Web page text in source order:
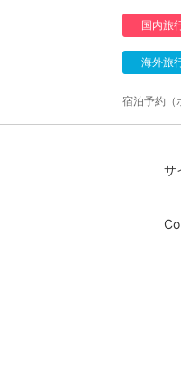
国内旅
海外旅
宿泊予約（
サ